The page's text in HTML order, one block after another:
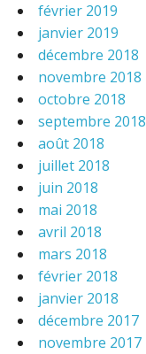
février 2019
janvier 2019
décembre 2018
novembre 2018
octobre 2018
septembre 2018
août 2018
juillet 2018
juin 2018
mai 2018
avril 2018
mars 2018
février 2018
janvier 2018
décembre 2017
novembre 2017